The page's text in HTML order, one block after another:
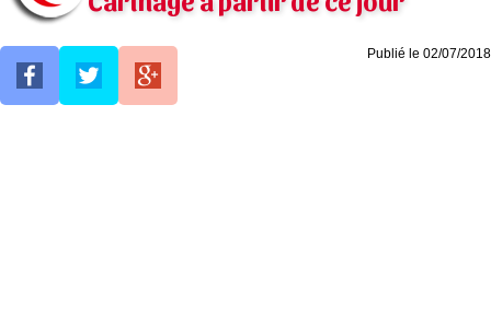
Publié le 02/07/2018